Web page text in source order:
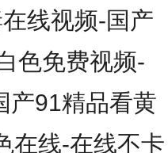
线视频-国产
色免费视频-
产91精品看黄
在线-在线不卡